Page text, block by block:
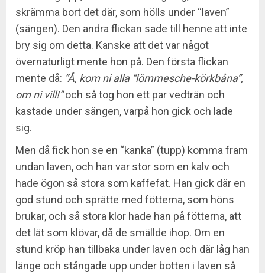
skrämma bort det där, som hölls under “laven”
(sängen). Den andra flickan sade till henne att inte
bry sig om detta. Kanske att det var något
övernaturligt mente hon på. Den första flickan
mente då: “Å, kom ni alla “lömmesche-körkbåna”,
om ni vill!”och så tog hon ett par vedträn och
kastade under sängen, varpå hon gick och lade
sig.
Men då fick hon se en “kanka” (tupp) komma fram
undan laven, och han var stor som en kalv och
hade ögon så stora som kaffefat. Han gick där en
god stund och sprätte med fötterna, som höns
brukar, och så stora klor hade han på fötterna, att
det lät som klövar, då de smällde ihop. Om en
stund kröp han tillbaka under laven och där låg han
länge och stångade upp under botten i laven så